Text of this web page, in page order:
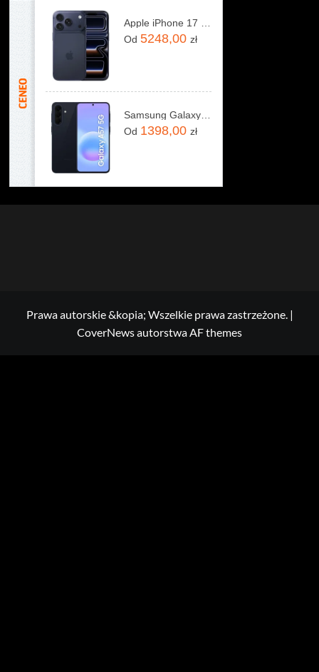
Apple iPhone 17 Pro 256GB Głębinowy błękit
Od 5248,00 zł
Samsung Galaxy A57 5G 8/128GB Granatowy
Od 1398,00 zł
Prawa autorskie &kopia; Wszelkie prawa zastrzeżone. |
CoverNewsautorstwa AF themes